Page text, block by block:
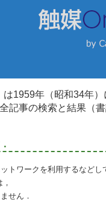
は1959年（昭和34年
記事の検索と結果（
トワークを利用するなど
せん．